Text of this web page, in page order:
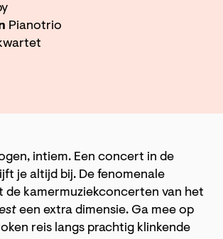
Pianotrio
intiem. Een concert in de
je altijd bij. De fenomenale
de kamermuziekconcerten van het
een extra dimensie. Ga mee op
reis langs prachtig klinkende